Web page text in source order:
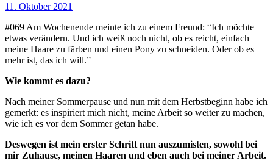
11. Oktober 2021
#069 Am Wochenende meinte ich zu einem Freund: “Ich möchte
etwas verändern. Und ich weiß noch nicht, ob es reicht, einfach
meine Haare zu färben und einen Pony zu schneiden. Oder ob es
mehr ist, das ich will.”
Wie kommt es dazu?
Nach meiner Sommerpause und nun mit dem Herbstbeginn habe ich
gemerkt: es inspiriert mich nicht, meine Arbeit so weiter zu machen,
wie ich es vor dem Sommer getan habe.
Deswegen ist mein erster Schritt nun auszumisten, sowohl bei
mir Zuhause, meinen Haaren und eben auch bei meiner Arbeit.